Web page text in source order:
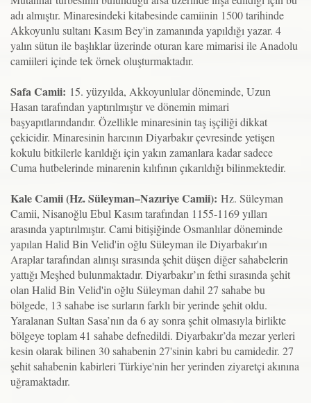
adı almıştır. Minaresindeki kitabesinde camiinin 1500 tarihinde
Akkoyunlu sultanı Kasım Bey'in zamanında yapıldığı yazar. 4
yalın sütun ile başlıklar üzerinde oturan kare mimarisi ile Anadolu
camiileri içinde tek örnek oluşturmaktadır.
Safa Camii: 15. yüzyılda, Akkoyunlular döneminde, Uzun
Hasan tarafından yaptırılmıştır ve dönemin mimari
başyapıtlarındandır. Özellikle minaresinin taş işçiliği dikkat
çekicidir. Minaresinin harcının Diyarbakır çevresinde yetişen
kokulu bitkilerle karıldığı için yakın zamanlara kadar sadece
Cuma hutbelerinde minarenin kılıfının çıkarıldığı bilinmektedir.
Kale Camii (Hz. Süleyman–Nazıriye Camii): Hz. Süleyman
Camii, Nisanoğlu Ebul Kasım tarafından 1155-1169 yılları
arasında yaptırılmıştır. Cami bitişiğinde Osmanlılar döneminde
yapılan Halid Bin Velid'in oğlu Süleyman ile Diyarbakır'ın
Araplar tarafından alınışı sırasında şehit düşen diğer sahabelerin
yattığı Meşhed bulunmaktadır. Diyarbakır’ın fethi sırasında şehit
olan Halid Bin Velid'in oğlu Süleyman dahil 27 sahabe bu
bölgede, 13 sahabe ise surların farklı bir yerinde şehit oldu.
Yaralanan Sultan Sasa’nın da 6 ay sonra şehit olmasıyla birlikte
bölgeye toplam 41 sahabe defnedildi. Diyarbakır’da mezar yerleri
kesin olarak bilinen 30 sahabenin 27'sinin kabri bu camidedir. 27
şehit sahabenin kabirleri Türkiye'nin her yerinden ziyaretçi akınına
uğramaktadır.